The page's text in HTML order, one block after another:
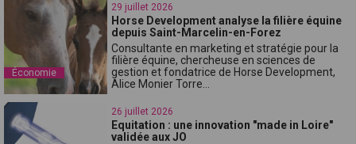
Économie
29 juillet 2026
Horse Development analyse la filière équine
depuis Saint-Marcelin-en-Forez
Consultante en marketing et stratégie pour la
filière équine, chercheuse en sciences de
gestion et fondatrice de Horse Development,
Alice Monier Torre...
26 juillet 2026
Equitation : une innovation "made in Loire"
validée aux JO